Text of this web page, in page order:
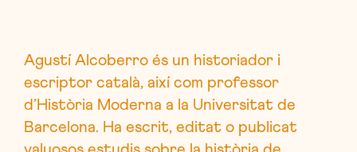
Agustí Alcoberro és un historiador i
escriptor català, així com professor
d’Història Moderna a la Universitat de
Barcelona. Ha escrit, editat o publicat